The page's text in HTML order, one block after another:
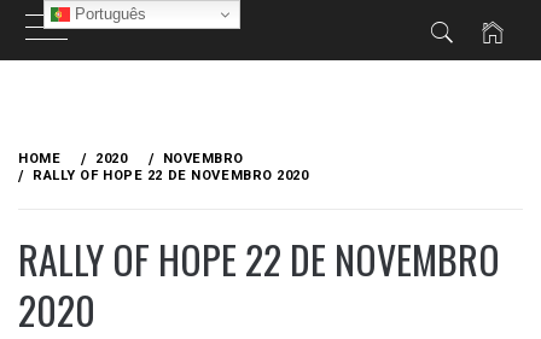
content
HOME 2020
NOVEMBRO
RALLY OF HOPE 22 DE NOVEMBRO 2020
RALLY OF HOPE 22 DE NOVEMBRO
2020
Português